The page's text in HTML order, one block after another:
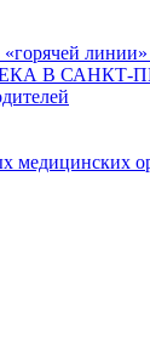
линии»
В САНКТ-